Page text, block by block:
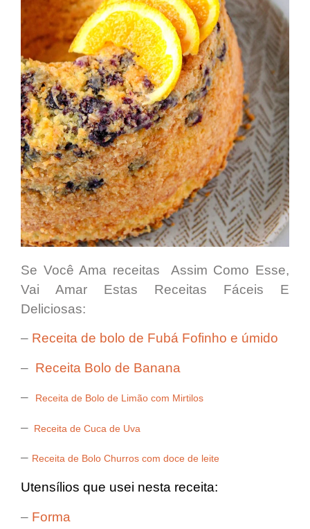
Se Você Ama receitas Assim Como Esse,
Vai Amar Estas Receitas Fáceis E
Deliciosas:
– Receita de bolo de Fubá Fofinho e úmido
– Receita Bolo de Banana
– Receita de Bolo de Limão com Mirtilos
– Receita de Cuca de Uva
– Receita de Bolo Churros com doce de leite
Utensílios que usei nesta receita:
– Forma